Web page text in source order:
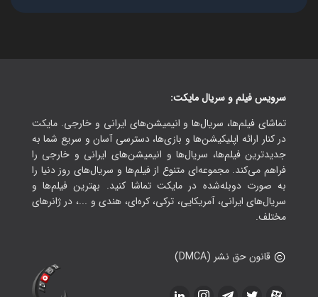
سرویس فیلم و سریال مایکت:
تماشای فیلم‌ها، سریال‌ها و انیمیشن‌های ایرانی و خارجی. مایکت
در کنار ارائه اپلیکیشن‌ها و بازی‌ها، دسترسی آسان و سریع شما به
جدیدترین فیلم‌ها، سریال‌ها و انیمیشن‌های ایرانی و خارجی را
فراهم می‌کند. مجموعه‌ای متنوع از فیلم‌ها و سریال‌های روز دنیا را
به صورت دوبله‌شده در مایکت تماشا کنید. بهترین فیلم‌ها و
سریال‌های ایرانی، آمریکایی، ترکی، کره‌ای، هندی و ...، در ژانرهای
مختلف.
قانون حق نشر (DMCA)